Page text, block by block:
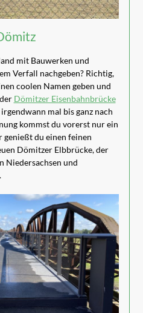
mit Bauwerken und
Verfall nachgeben? Richtig,
coolen Namen geben und
Dömitzer Eisenbahnbrücke
mal bis ganz nach
kommst du vorerst nur ein
du einen feinen
Dömitzer Elbbrücke, der
Niedersachsen und